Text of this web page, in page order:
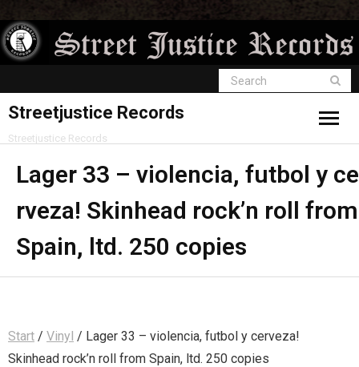
Streetjustice Records
Streetjustice Records
Lager 33 – violencia, futbol y ce
rveza! Skinhead rock’n roll from
Spain, ltd. 250 copies
Start / Vinyl / Lager 33 – violencia, futbol y cerveza!
Skinhead rock’n roll from Spain, ltd. 250 copies